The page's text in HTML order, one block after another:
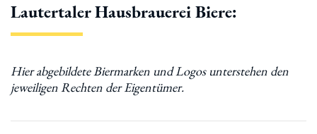
Lautertaler Hausbrauerei Biere: